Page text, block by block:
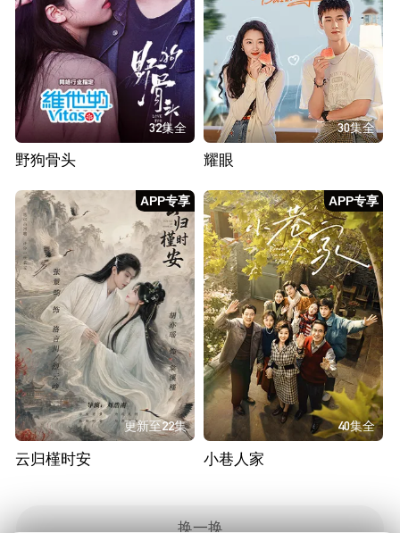
32集全
野狗骨头
30集全
耀眼
APP专享
更新至22集
云归槿时安
APP专享
40集全
小巷人家
换一换